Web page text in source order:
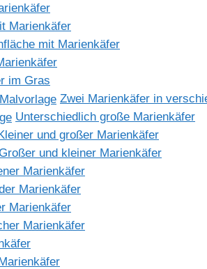
Marienkäfer
mit Marienkäfer
im Gras
Zwei Marienkäfer in
Unterschiedlich große Marienkäfer
und großer Marienkäfer
und kleiner Marienkäfer
Marienkäfer
Marienkäfer
Marienkäfer
Marienkäfer